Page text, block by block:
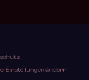
Einstellungen ändern